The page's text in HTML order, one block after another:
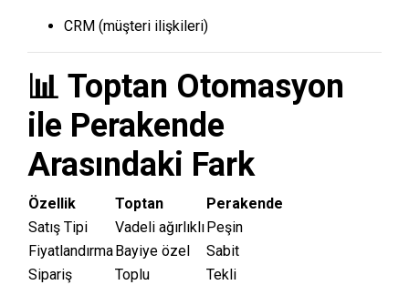
CRM (müşteri ilişkileri)
📊 Toptan Otomasyon
ile Perakende
Arasındaki Fark
Özellik Toptan
Perakende
Satış Tipi
Vadeli ağırlıklı Peşin
Fiyatlandırma Bayiye özel
Sabit
Sipariş
Toplu
Tekli